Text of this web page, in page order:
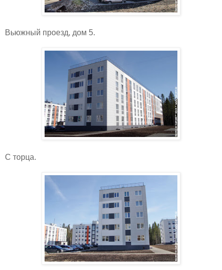
Вьюжный проезд, дом 5.
С торца.